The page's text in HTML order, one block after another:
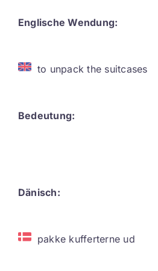
Englische Wendung:
to unpack the suitcases
Bedeutung:
Dänisch:
pakke kufferterne ud